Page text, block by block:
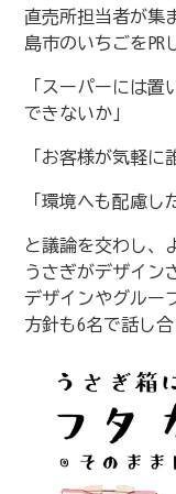
直売所担当者が集
島市のいちごをPR
「スーパーには
できないか」
「お客様が気軽に
「環境へも配慮し
と議論を交わし、
うさぎがデザイン
デザインやグルー
方針も6名で話し合